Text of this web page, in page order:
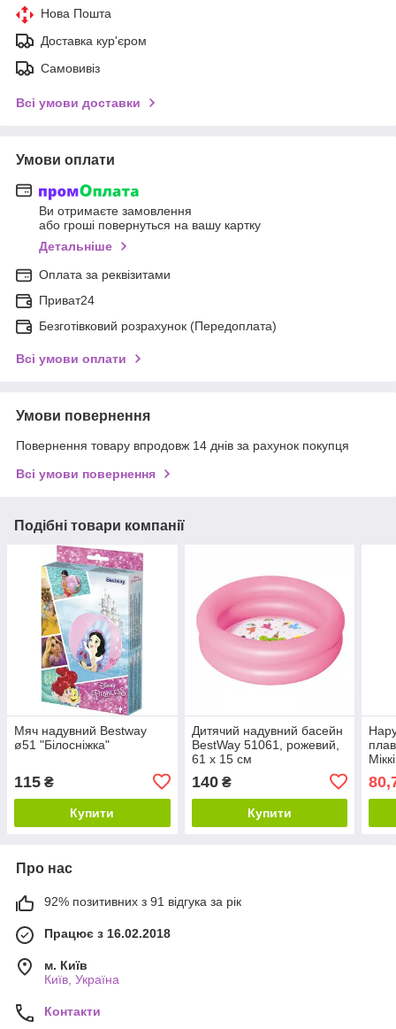
Нова Пошта
Доставка кур'єром
Самовивіз
Всі умови доставки
Умови оплати
Ви отримаєте замовлення
або гроші повернуться на вашу картку
Детальніше
Оплата за реквізитами
Приват24
Безготівковий розрахунок (Передоплата)
Всі умови оплати
Умови повернення
Повернення товару впродовж 14 днів за рахунок покупця
Всі умови повернення
Подібні товари компанії
Мяч надувний Bestway
ø51 "Білосніжка"
115 ₴
Купити
Дитячий надувний басейн
BestWay 51061, рожевий,
61 х 15 см
140₴
Купити
Про нас
92% позитивних з 91 відгука за рік
Працює з 16.02.2018
м. Київ
Київ, Україна
Контакти